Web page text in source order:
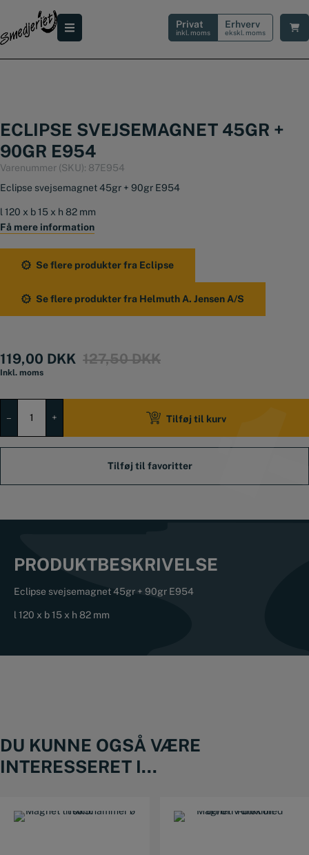
indholdet
Privat
inkl. moms
Erhverv
ekskl. moms
ECLIPSE SVEJSEMAGNET 45GR +
90GR E954
Varenummer (SKU): 87E954
Eclipse svejsemagnet 45gr + 90gr E954
l 120 x b 15 x h 82 mm
Få mere information
Se flere produkter fra Eclipse
Se flere produkter fra Helmuth A. Jensen A/S
127,50DKKOriginal
127,50 DKK.
119,00 DKK
Current
119,00 DKK.
Inkl. moms
–
Eclipse
svejsemagnet
+
90gr
+ Tilføj til kurv
PRODUKTBESKRIVELSE
Eclipse svejsemagnet 45gr + 90gr E954
l 120 x b 15 x h 82 mm
DU KUNNE OGSÅ VÆRE
INTERESSERET I...